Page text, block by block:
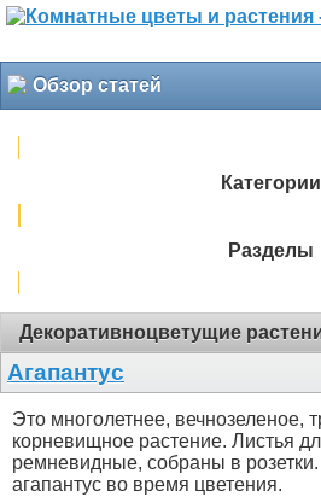
Обзор статей
Категории
Разделы
Декоративноцветущие
Агапантус
Это многолетнее, вечнозеленое,
корневищное растение. Листья
ремневидные, собраны в
агапантус во время цветения.